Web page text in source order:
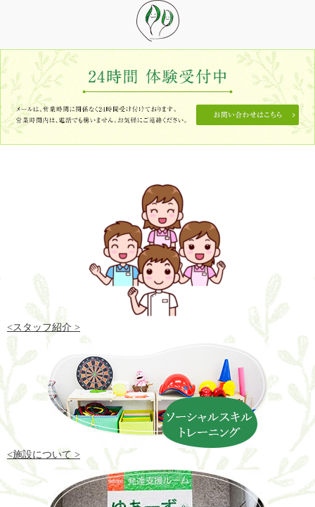
<スタッフ紹介 >
<施設について >